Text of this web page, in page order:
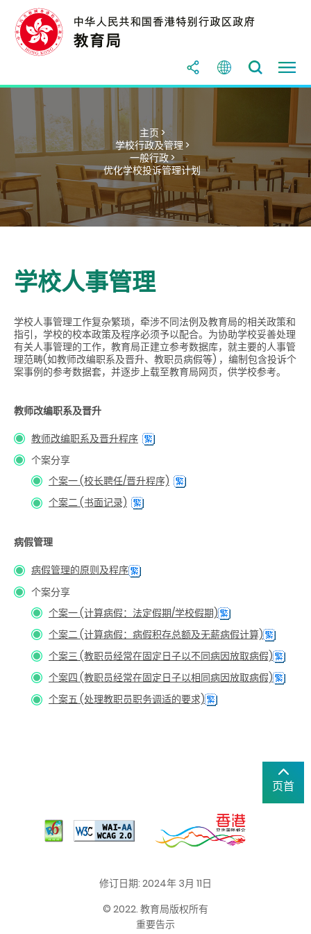
主页 >
学校行政及管理 >
一般行政 >
优化学校投诉管理计划
学校人事管理
学校人事管理工作复杂繁琐，牵涉不同法例及教育局的相关政策和
指引，学校的校本政策及程序必须予以配合。为协助学校妥善处理
有关人事管理的工作，教育局正建立参考数据库，就主要的人事管
理范畴(如教师改编职系及晋升、教职员病假等) ，编制包含投诉个
案事例的参考数据套，并逐步上载至教育局网页，供学校参考。
教师改编职系及晋升
教师改编职系及晋升程序
个案分享
个案一 (校长聘任/晋升程序)
个案二 (书面记录)
病假管理
病假管理的原则及程序
个案分享
个案一 (计算病假：法定假期/学校假期)
个案二 (计算病假：病假积存总额及无薪病假计算)
个案三 (教职员经常在固定日子以不同病因放取病假)
个案四 (教职员经常在固定日子以相同病因放取病假)
个案五 (处理教职员职务调适的要求)
页首
修订日期: 2024年 3月 11日
© 2022. 教育局版权所有
重要告示